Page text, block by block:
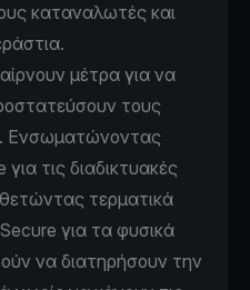
καταναλωτές και
μέτρα για να
τους
Ενσωματώνοντας
τις διαδικτυακές
τερματικά
για τα φυσικά
να διατηρήσουν την